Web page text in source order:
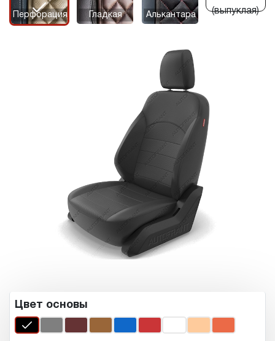
r
Перфорация Гладкая Алькантара (выпуклая)
Цвет основы